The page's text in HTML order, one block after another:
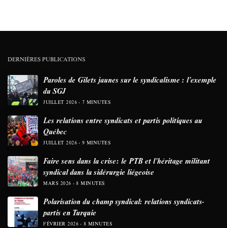
DERNIÈRES PUBLICATIONS
Paroles de Gilets jaunes sur le syndicalisme : l’exemple
du SGJ
JUILLET 2026 7 MINUTES
Les relations entre syndicats et partis politiques au
Québec
JUILLET 2026 9 MINUTES
Faire sens dans la crise: le PTB et l’héritage militant
syndical dans la sidérurgie liégeoise
MARS 2026 8 MINUTES
Polarisation du champ syndical: relations syndicats-
partis en Turquie
FÉVRIER 2026 8 MINUTES